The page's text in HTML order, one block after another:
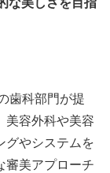
歯科部門が提
美容外科や美容
グやシステムを
審美アプローチ